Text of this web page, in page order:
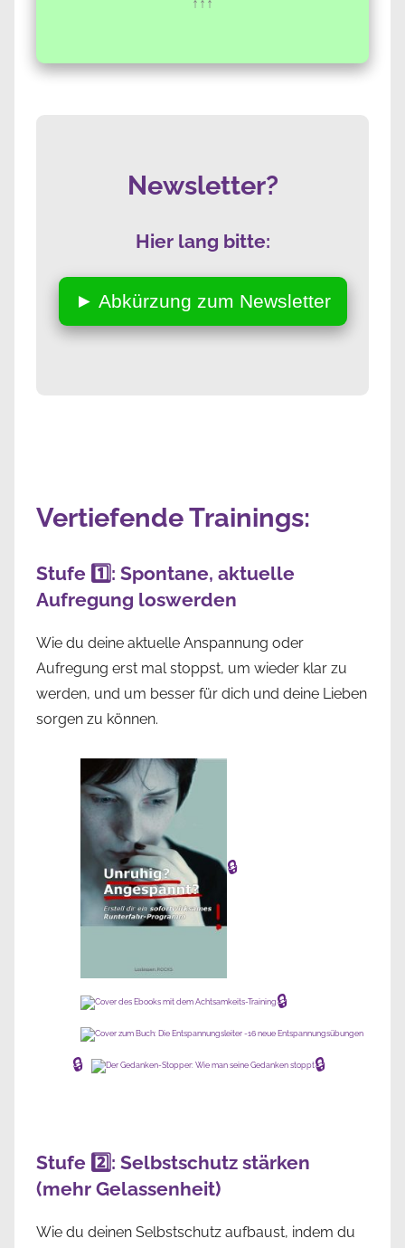
Newsletter?
Hier lang bitte:
► Abkürzung zum Newsletter
Vertiefende Trainings:
Stufe 1️⃣: Spontane, aktuelle
Aufregung loswerden
Wie du deine aktuelle Anspannung oder
Aufregung erst mal stoppst, um wieder klar zu
werden, und um besser für dich und deine Lieben
sorgen zu können.
🔒
🔒
🔒 🔒
Stufe 2️⃣: Selbstschutz stärken
(mehr Gelassenheit)
Wie du deinen Selbstschutz aufbaust, indem du